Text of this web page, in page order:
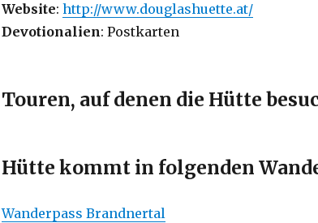
Website: http://www.douglashuette.at/
Devotionalien: Postkarten
Touren, auf denen die Hütte
Hütte kommt in folgenden
Wanderpass Brandnertal